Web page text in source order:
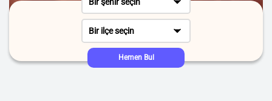
Bir ilçe seçin
Hemen Bul